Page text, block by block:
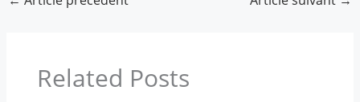
Related Posts